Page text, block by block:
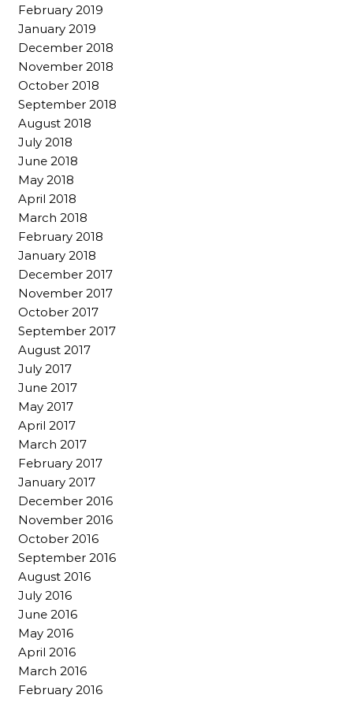
February 2019
January 2019
December 2018
November 2018
October 2018
September 2018
August 2018
July 2018
June 2018
May 2018
April 2018
March 2018
February 2018
January 2018
December 2017
November 2017
October 2017
September 2017
August 2017
July 2017
June 2017
May 2017
April 2017
March 2017
February 2017
January 2017
December 2016
November 2016
October 2016
September 2016
August 2016
July 2016
June 2016
May 2016
April 2016
March 2016
February 2016